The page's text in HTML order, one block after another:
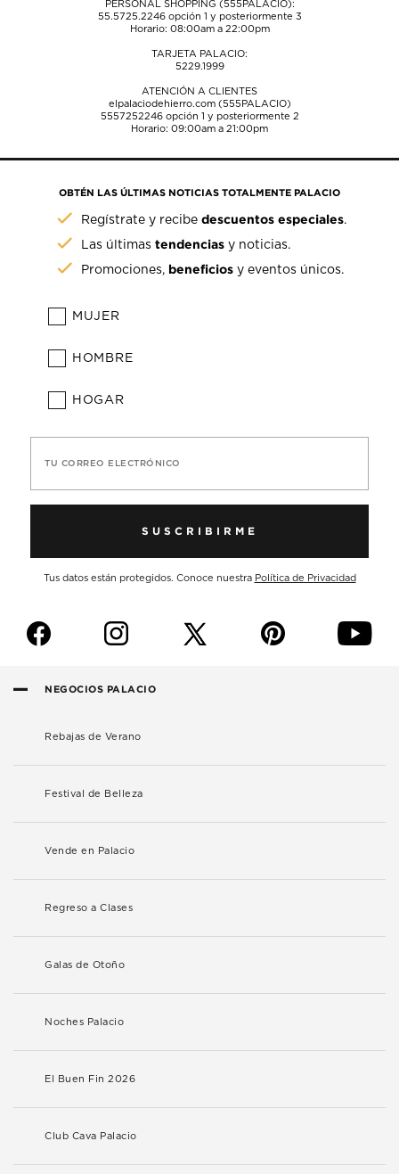
PERSONAL SHOPPING (555PALACIO):
55.5725.2246opción 1 y posteriormente 3
Horario: 08:00am a 22:00pm
TARJETA PALACIO:
5229.1999
ATENCIÓN A CLIENTES
elpalaciodehierro.com (555PALACIO)
5557252246opción 1 y posteriormente 2
Horario: 09:00am a 21:00pm
OBTÉN LAS ÚLTIMAS NOTICIAS TOTALMENTE PALACIO
Regístrate y recibedescuentos especiales.
Las últimastendencias y noticias.
Promociones, beneficios y eventos únicos.
MUJER
HOMBRE
HOGAR
TU CORREO ELECTRÓNICO
SUSCRIBIRME
Tus datos están protegidos. Conoce nuestra Política de Privacidad
f i p y
NEGOCIOS PALACIO
Rebajas de Verano
Festival de Belleza
Vende en Palacio
Regreso a Clases
Galas de Otoño
Noches Palacio
El Buen Fin 2026
Club Cava Palacio